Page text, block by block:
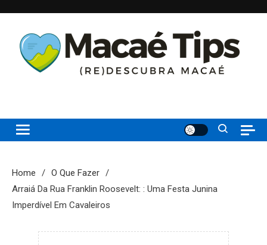
content
Princesinha do Atlântico
Home
O Que Fazer
Arraiá Da Rua Franklin Roosevelt: : Uma Festa Junina
Imperdível Em Cavaleiros